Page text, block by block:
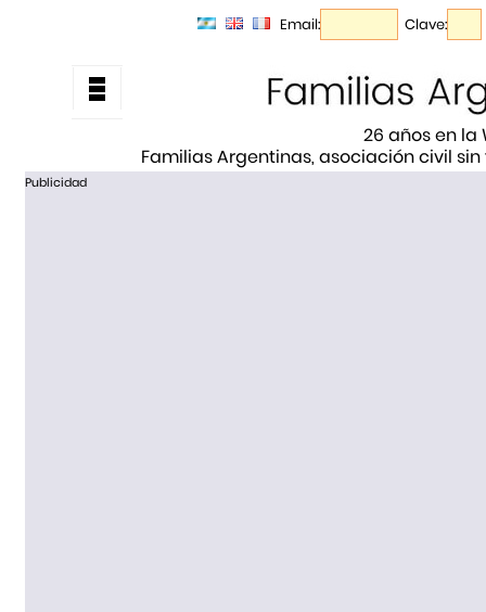
Email: Clave:
26 años en la
Familias Argentinas, asociación civil
Publicidad